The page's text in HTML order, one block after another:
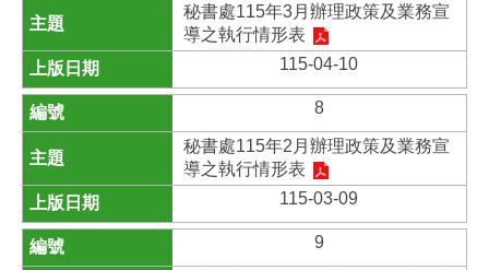
秘書處115年3月辦理政策及業務宣
導之執行情形表
115-04-10
8
秘書處115年2月辦理政策及業務宣
導之執行情形表
115-03-09
9